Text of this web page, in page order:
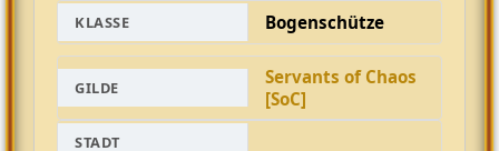
KLASSE Bogenschütze
GILDE
Servants of Chaos
[SoC]
STADT